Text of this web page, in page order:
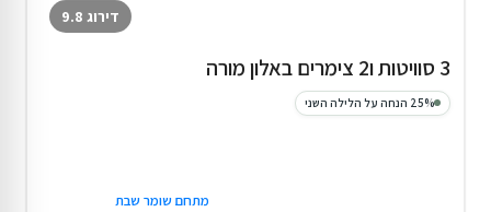
דירוג 9.8
3 סוויטות ו2 צימרים באלון מורה
25% הנחה על הלילה השני
מתחם שומר שבת